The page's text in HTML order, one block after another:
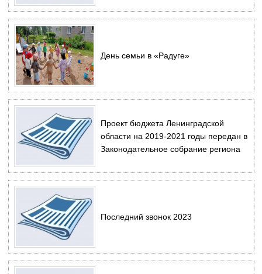
День семьи в «Радуге»
Проект бюджета Ленинградской
области на 2019-2021 годы передан в
Законодательное собрание региона
Последний звонок 2023